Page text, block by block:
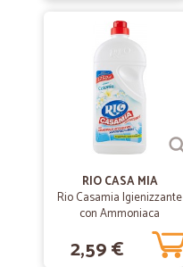
RIO CASA MIA
Rio Casamia Igienizzante
con Ammoniaca
Detergente profumo
Colonia 1250 ml.
2,59 €